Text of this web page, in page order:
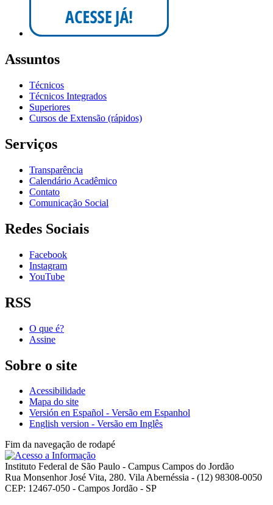
Assuntos
Técnicos
Técnicos Integrados
Superiores
Cursos de Extensão (rápidos)
Serviços
Transparência
Calendário Acadêmico
Contato
Comunicação Social
Redes Sociais
Facebook
Instagram
YouTube
RSS
O que é?
Assine
Sobre o site
Acessibilidade
Mapa do site
Versión en Español - Versão em Espanhol
English version - Versão em Inglês
Fim da navegação de rodapé
Instituto Federal de São Paulo - Campus Campos do Jordão
Rua Monsenhor José Vita, 280. Vila Abernéssia - (12) 98308-0050
CEP: 12467-050 - Campos Jordão - SP